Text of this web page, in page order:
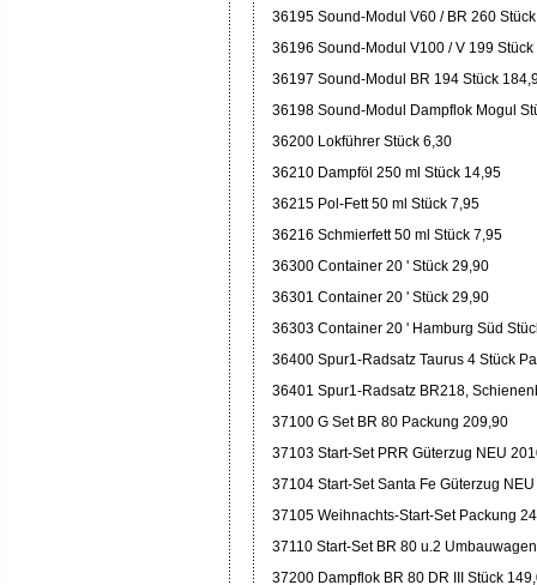
36195 Sound-Modul V60 / BR 260
36196 Sound-Modul V100 / V 199
36197 Sound-Modul BR 194 Stück
36198 Sound-Modul Dampflok Mogul
36200 Lokführer Stück 6,30
36210 Dampföl 250 ml Stück 14,95
36215 Pol-Fett 50 ml Stück 7,95
36216 Schmierfett 50 ml Stück 7,95
36300 Container 20 ' Stück 29,90
36301 Container 20 ' Stück 29,90
36303 Container 20 ' Hamburg Süd
36400 Spur1-Radsatz Taurus 4 Stück
36401 Spur1-Radsatz BR218,
37100 G Set BR 80 Packung 209,90
37103 Start-Set PRR Güterzug NEU
37104 Start-Set Santa Fe Güterzug
37105 Weihnachts-Start-Set Packung
37110 Start-Set BR 80 u.2
37200 Dampflok BR 80 DR III Stück